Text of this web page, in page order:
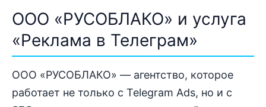
ООО «РУСОБЛАКО» и услуга
«Реклама в Телеграм»
ООО «РУСОБЛАКО» — агентство, которое
работает не только с Telegram Ads, но и с